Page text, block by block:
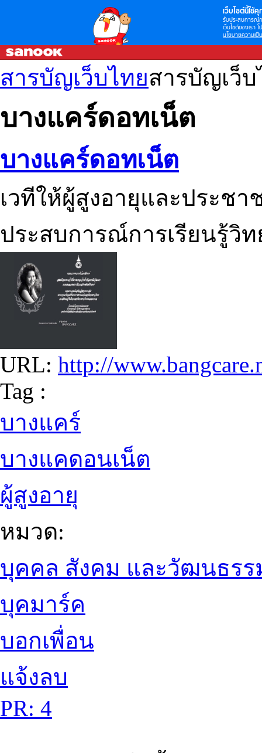
เว็บไซต์นี้ใช้คุ
รับประสบการณ์
เว็บไซต์ของเรา
นโยบายความเป็
สารบัญเว็บไทยสารบัญเว็
บางแคร์ดอทเน็ต
บางแคร์ดอทเน็ต
เวทีให้ผู้สูงอายุและประช
ประสบการณ์การเรียนรู้วิ
URL: http://
Tag :
บางแคร์
บางแคดอนเน็ต
ผู้สูงอายุ
หมวด:
บุคคล สังคม และวัฒนธรร
บุคมาร์ค
บอกเพื่อน
แจ้งลบ
PR: 4